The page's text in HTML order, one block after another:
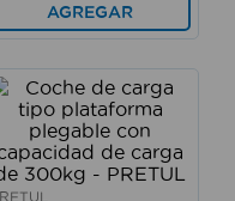
AGREGAR